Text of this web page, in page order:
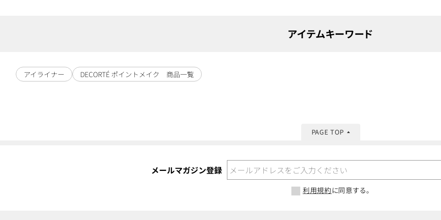
アイテムキーワード
アイライナー DECORTÉ ポイントメイク 商品一覧
PAGE TOP
メールマガジン登録
利用規約に同意する。